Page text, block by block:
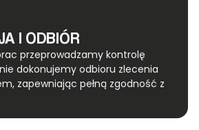
I ODBIÓR
przeprowadzamy kontrolę
dokonujemy odbioru zlecenia
zapewniając pełną zgodność z